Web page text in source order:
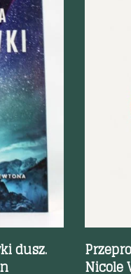
dusz.
Nicole